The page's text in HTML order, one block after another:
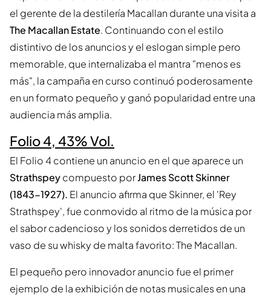
el gerente de la destilería Macallan durante una visita a
The Macallan Estate. Continuando con el estilo
distintivo de los anuncios y el eslogan simple pero
memorable, que internalizaba el mantra "menos es
más", la campaña en curso continuó poderosamente
en un formato pequeño y ganó popularidad entre una
audiencia más amplia.
Folio 4, 43% Vol.
El Folio 4 contiene un anuncio en el que aparece un
Strathspeycompuesto porJames Scott Skinner
(1843-1927). El anuncio afirma que Skinner, el 'Rey
Strathspey', fue conmovido al ritmo de la música por
el sabor cadencioso y los sonidos derretidos de un
vaso de su whisky de malta favorito: The Macallan.
El pequeño pero innovador anuncio fue el primer
ejemplo de la exhibición de notas musicales en una